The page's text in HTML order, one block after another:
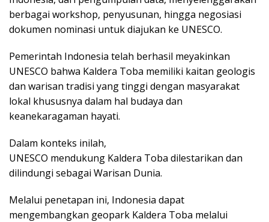
berbagai workshop, penyusunan, hingga negosiasi
dokumen nominasi untuk diajukan ke UNESCO.
Pemerintah Indonesia telah berhasil meyakinkan
UNESCO bahwa Kaldera Toba memiliki kaitan geologis
dan warisan tradisi yang tinggi dengan masyarakat
lokal khususnya dalam hal budaya dan
keanekaragaman hayati.
Dalam konteks inilah,
UNESCO mendukung Kaldera Toba dilestarikan dan
dilindungi sebagai Warisan Dunia.
Melalui penetapan ini, Indonesia dapat
mengembangkan geopark Kaldera Toba melalui